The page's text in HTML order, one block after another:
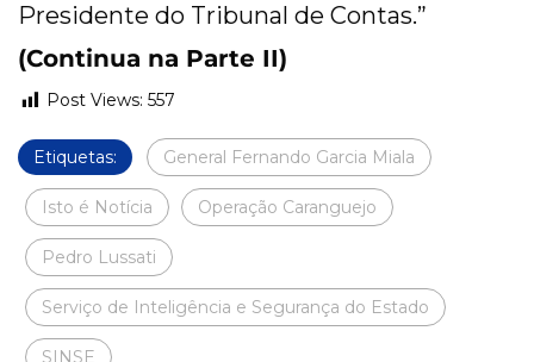
Presidente do Tribunal de Contas.”
(Continua na Parte II)
Post Views: 557
Etiquetas: General Fernando Garcia Miala
Isto é Notícia Operação Caranguejo
Pedro Lussati
Serviço de Inteligência e Segurança do Estado
SINSE